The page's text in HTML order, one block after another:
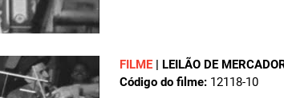
FILME | LEILÃO DE
Código do filme: 12118-10